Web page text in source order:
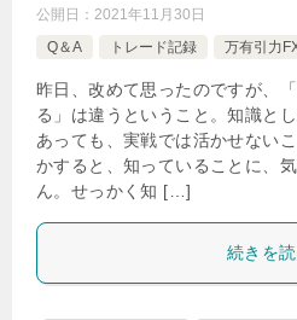
公開日： 2021年11月30日
Q＆A
トレード記録 万有引力
昨日、改めて思ったのですが、
る」は違うということ。知識と
あっても、実戦では活かせない
かすると、知っていることに、
ん。せっかく知 […]
続きを